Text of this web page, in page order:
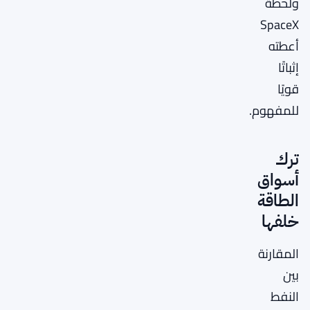
SpaceX
أعطته
إثباتًا
قويًا
للمفهوم.
ترك
أسواق
الطاقة
خلفها
المقارنة
بين
النفط